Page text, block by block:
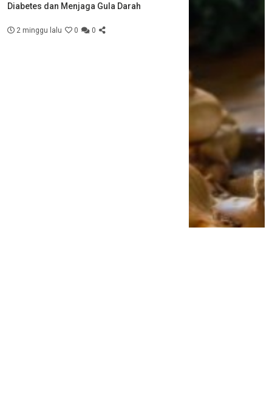
Diabetes dan Menjaga Gula Darah
2 minggu lalu 0 0